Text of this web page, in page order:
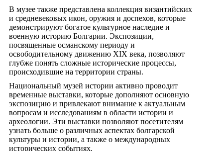
В музее также представлена коллекция византийских
и средневековых икон, оружия и доспехов, которые
демонстрируют богатое культурное наследие и
военную историю Болгарии. Экспозиции,
посвященные османскому периоду и
освободительному движению XIX века, позволяют
глубже понять сложные исторические процессы,
происходившие на территории страны.
Национальный музей истории активно проводит
временные выставки, которые дополняют основную
экспозицию и привлекают внимание к актуальным
вопросам и исследованиям в области истории и
археологии. Эти выставки позволяют посетителям
узнать больше о различных аспектах болгарской
культуры и истории, а также о международных
исторических событиях.